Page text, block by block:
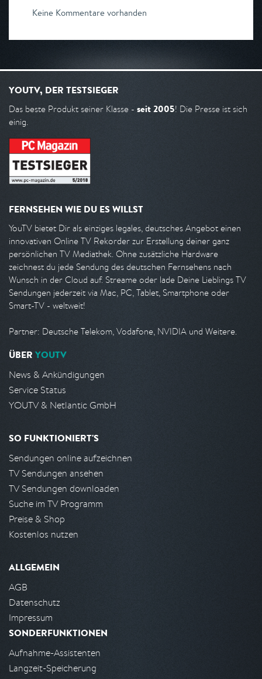
Keine Kommentare vorhanden
YOUTV, DER TESTSIEGER
Das beste Produkt seiner Klasse - seit 2005! Die Presse ist sich
einig.
FERNSEHEN WIE DU ES WILLST
YouTV bietet Dir als einziges legales, deutsches Angebot einen
innovativen Online TV Rekorder zur Erstellung deiner ganz
persönlichen TV Mediathek. Ohne zusätzliche Hardware
zeichnest du jede Sendung des deutschen Fernsehens nach
Wunsch in der Cloud auf. Streame oder lade Deine Lieblings TV
Sendungen jederzeit via Mac, PC, Tablet, Smartphone oder
Smart-TV - weltweit!
Partner: Deutsche Telekom, Vodafone, NVIDIA und Weitere.
ÜBER YOUTV
News & Ankündigungen
Service Status
YOUTV & Netlantic GmbH
SO FUNKTIONIERT'S
Sendungen online aufzeichnen
TV Sendungen ansehen
TV Sendungen downloaden
Suche im TV Programm
Preise & Shop
Kostenlos nutzen
ALLGEMEIN
AGB
Datenschutz
Impressum
SONDERFUNKTIONEN
Aufnahme-Assistenten
Langzeit-Speicherung